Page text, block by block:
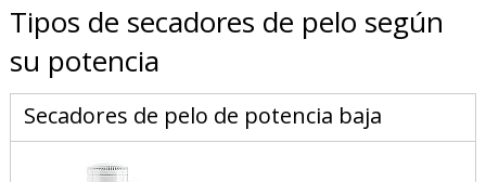
Tipos de secadores de pelo según
su potencia
Secadores de pelo de potencia baja